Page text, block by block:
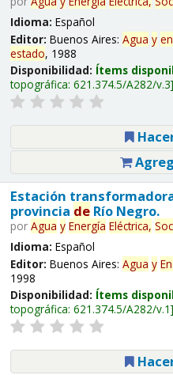
Idioma: Español
Editor: Buenos Aires: Agua y
estado, 1988
Disponibilidad: Ítems
topográfica: 621.374.5/A282/v.3
Estación
provincia deRío Negro.
por Agua y Energía Eléctrica,
Idioma: Español
Editor: Buenos Aires: Agua y
1998
Disponibilidad: Ítems
topográfica: 621.374.5/A282/v.1